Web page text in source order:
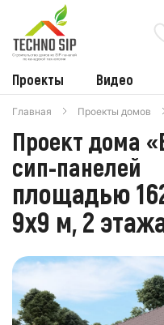
Проекты Видео
Главная Проекты домов
Проект дома
сип-панелей
площадью
9х9 м, 2